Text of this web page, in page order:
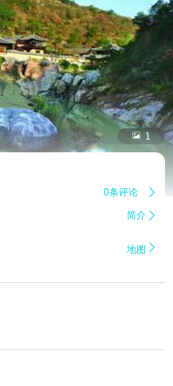
 1
0条评论 
简介 
地图 